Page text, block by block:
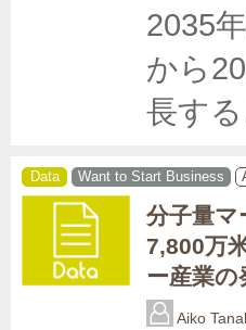
2035
から
長す
Data Want to Start Business
分子量マ
7,800万
ー産業
Aiko